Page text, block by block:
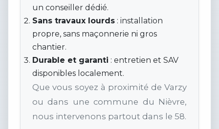
un conseiller dédié.
Sans travaux lourds : installation
propre, sans maçonnerie ni gros
chantier.
Durable et garanti : entretien et SAV
disponibles localement.
Que vous soyez à proximité de Varzy
ou dans une commune du Nièvre,
nous intervenons partout dans le 58.